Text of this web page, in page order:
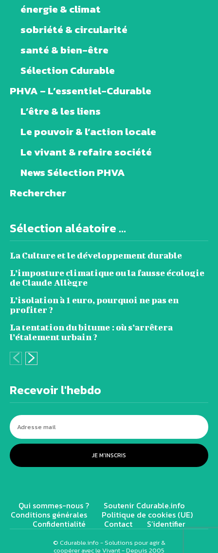
énergie & climat
sobriété & circularité
santé & bien-être
Sélection Cdurable
PHVA – L’essentiel-Cdurable
L’être & les liens
Le pouvoir & l’action locale
Le vivant & refaire société
News Sélection PHVA
Rechercher
Sélection aléatoire ...
La Culture et le développement durable
L’imposture climatique ou la fausse écologie
de Claude Allègre
L’isolation à 1 euro, pourquoi ne pas en
profiter ?
La tentation du bitume : où s’arrêtera
l’étalement urbain ?
Recevoir l'hebdo
JE M'INSCRIS
Qui sommes-nous ? Soutenir Cdurable.info
Conditions générales Politique de cookies (UE)
Confidentialité Contact S’identifier
© Cdurable.info - Solutions pour agir &
coopérer avec le Vivant - Depuis 2005